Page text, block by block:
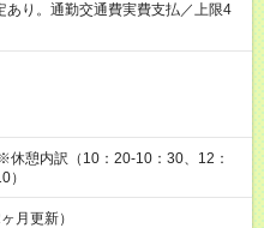
あり。通勤交通費実費支払／上限4
憩内訳（10：20-10：30、12：
）
月更新）